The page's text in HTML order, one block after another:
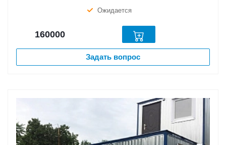
Ожидается
160000
Задать вопрос